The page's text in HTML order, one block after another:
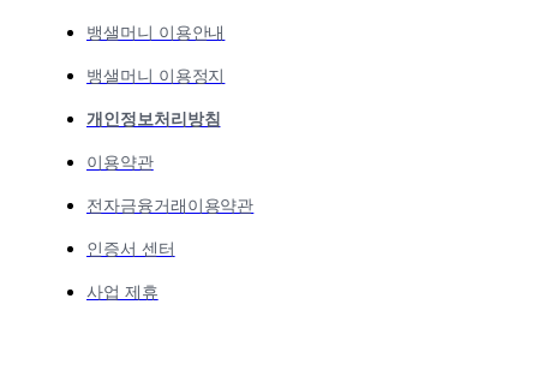
뱅샐머니 이용안내
뱅샐머니 이용정지
개인정보처리방침
이용약관
전자금융거래이용약관
인증서 센터
사업 제휴